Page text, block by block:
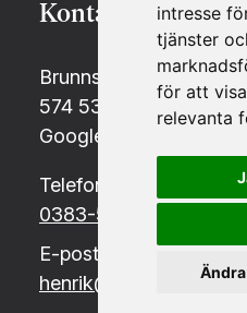
intresse
tjänster
för att
relevanta
Kontakt
Brunnsvägen 13
574 53 Holsbybrunn
Google maps
Telefon
0383-500 75
E-post